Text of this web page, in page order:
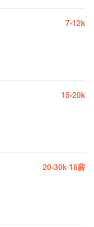
7-12k
15-20k
20-30k·18薪